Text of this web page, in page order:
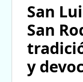
San
San
y